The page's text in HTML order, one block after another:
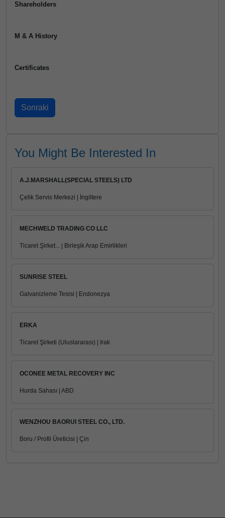
Shareholders
M & A History
Certificates
You Might Be Interested In
A.J.MARSHALL(SPECIAL STEELS) LTD
Çelik Servis Merkezi | İngiltere
MECHWELD TRADING CO LLC
Ticaret Şirket... | Birleşik Arap Emirlikleri
SUNRISE STEEL
Galvanizleme Tesisi | Endonezya
ERKA
Ticaret Şirketi (Uluslararası) | Irak
OCONEE METAL RECOVERY INC
Hurda Sahası | ABD
WENZHOU BAORUI STEEL CO., LTD.
Boru / Profil Üreticisi | Çin